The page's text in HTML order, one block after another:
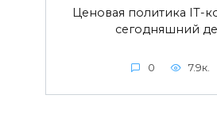
Ценовая политика IT-
сегодняшний
0 7.9к.